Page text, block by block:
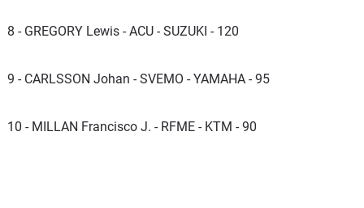
8 - GREGORY Lewis - ACU - SUZUKI - 120
9 - CARLSSON Johan - SVEMO - YAMAHA - 95
10 - MILLAN Francisco J. - RFME - KTM - 90